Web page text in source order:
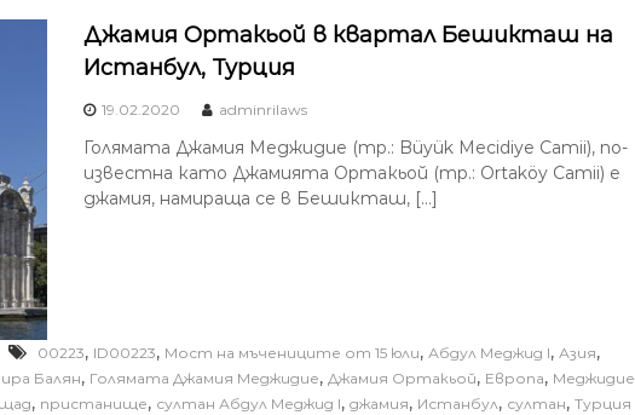
Джамия Ортакьой в квартал Бешикташ на
Истанбул, Турция
19.02.2020 adminrilaws
Голямата Джамия Меджидие (тр.: Büyük Mecidiye Camii), по-
известна като Джамията Ортакьой (тр.: Ortaköy Camii) е
джамия, намираща се в Бешикташ, […]
00223, ID00223, Mост на мъчениците от 15 юли, Абдул Меджид I, Азия,
Балян, Голямата Джамия Меджидие, Джамия Ортакьой, Европа, Меджидие
, пристанище, султан Абдул Меджид I, джамия, Истанбул, султан, Турция